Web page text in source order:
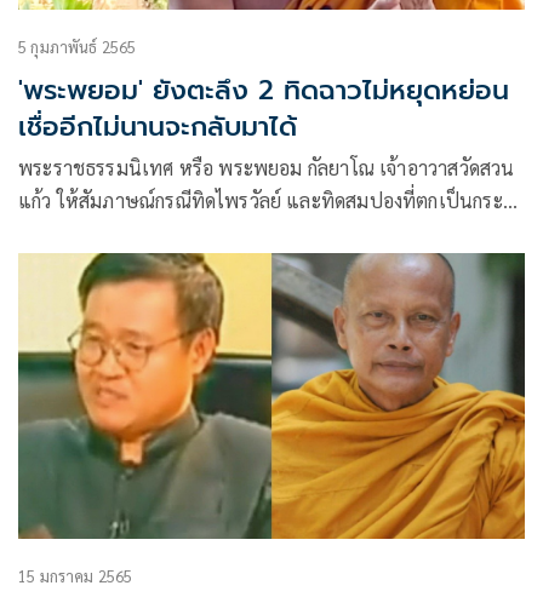
5 กุมภาพันธ์ 2565
'พระพยอม' ยังตะลึง 2 ทิดฉาวไม่หยุดหย่อน
เชื่ออีกไม่นานจะกลับมาได้
พระราชธรรมนิเทศ หรือ พระพยอม กัลยาโณ เจ้าอาวาสวัดสวน
แก้ว ให้สัมภาษณ์กรณีทิดไพรวัลย์ และทิดสมปองที่ตกเป็นกระ
ต่างๆ จะเกิดขึ้นกับอดีต พส.
15 มกราคม 2565